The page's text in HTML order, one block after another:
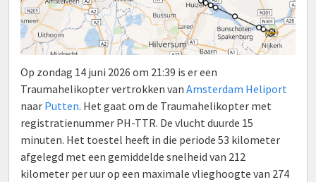
Op zondag 14 juni 2026 om 21:39 is er een
Traumahelikopter vertrokken van Amsterdam Heliport
naar Putten. Het gaat om de Traumahelikopter met
registratienummer PH-TTR. De vlucht duurde 15
minuten. Het toestel heeft in die periode 53 kilometer
afgelegd met een gemiddelde snelheid van 212
kilometer per uur op een maximale vlieghoogte van 274